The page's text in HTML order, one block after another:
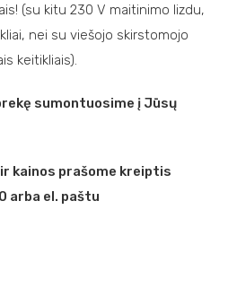
(su kitu 230 V maitinimo lizdu,
nei su viešojo skirstomojo
keitikliais).
sumontuosime į Jūsų
kainos prašome kreiptis
arba el. paštu